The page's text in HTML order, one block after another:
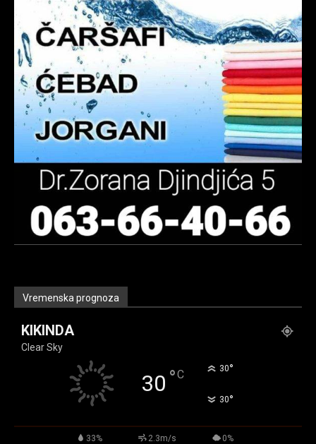
Vremenska prognoza
KIKINDA
Clear Sky
30 °C 30°
30°
33% 2.3m/s 0%